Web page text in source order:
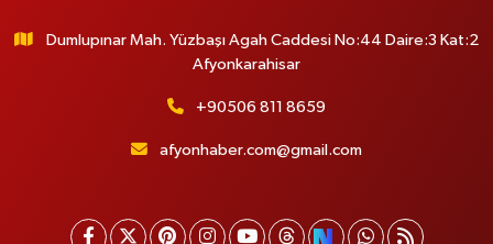
Dumlupınar Mah. Yüzbaşı Agah Caddesi No:44 Daire:3 Kat:2
Afyonkarahisar
+90506 811 8659
afyonhaber.com@gmail.com